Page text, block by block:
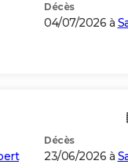
Décès
04/07/2026 à
Décès
23/06/2026 à